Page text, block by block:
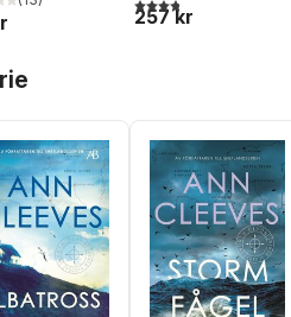
5 stjärnor. Totalt antal röster:
257 kr